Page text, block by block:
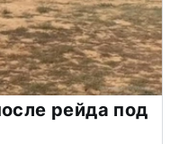
рейда под